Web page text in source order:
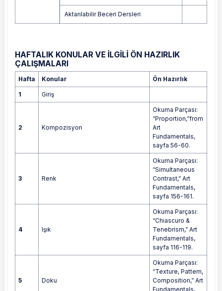
Aktarılabilir Beceri Dersleri
HAFTALIK KONULAR VE İLGİLİ ÖN HAZIRLIK
ÇALIŞMALARI
Hafta Konular Ön Hazırlık
1 Giriş
2 Kompozisyon
Okuma Parçası:
“Proportion,”from
Art
Fundamentals,
sayfa 56-60.
3 Renk
Okuma Parçası:
“Simultaneous
Contrast,” Art
Fundamentals,
sayfa 156-161.
4 Işık
Okuma Parçası:
“Chiascuro &
Tenebrism,” Art
Fundamentals,
sayfa 116-119.
5 Doku
Okuma Parçası:
“Texture, Pattern,
Composition,” Art
Fundamentals,